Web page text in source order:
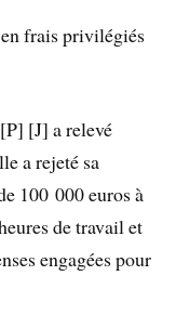
frais privilégiés
[J] a relevé
a rejeté sa
100 000 euros à
de travail et
engagées pour